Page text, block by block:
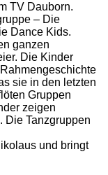
TV Dauborn.
– Die
Dance Kids.
ganzen
Die Kinder
sie in den letzten
Gruppen
zeigen
Die Tanzgruppen
und bringt